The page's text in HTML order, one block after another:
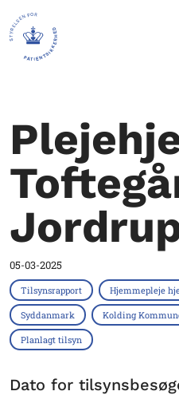
05-03-2025
Tilsynsrapport Hjemmepleje
Syddanmark Kolding
Planlagt tilsyn
Dato for